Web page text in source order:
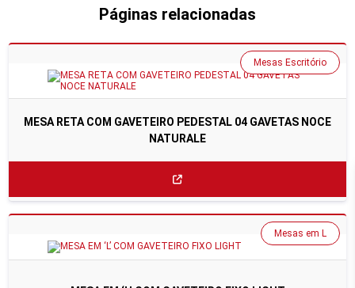
Páginas relacionadas
MESA RETA COM GAVETEIRO PEDESTAL 04 GAVETAS NOCE
NATURALE
Mesas Escritório
Mesas em L